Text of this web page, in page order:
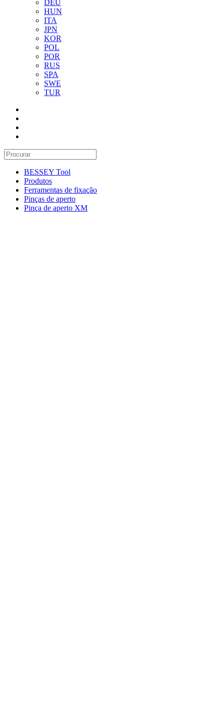
DEU
HUN
ITA
JPN
KOR
POL
POR
RUS
SPA
SWE
TUR
BESSEY Tool
Produtos
Ferramentas de fixação
Pinças de aperto
Pinça de aperto XM